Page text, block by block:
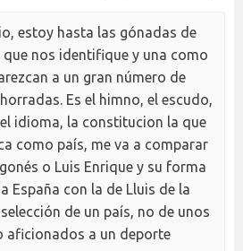
estoy hasta las gónadas de
nos identifique y una como
a un gran número de
Es el himno, el escudo,
idioma, la constitucion la que
como país, me va a comparar
o Luis Enrique y su forma
España con la de Lluis de la
de un país, no de unos
aficionados a un deporte